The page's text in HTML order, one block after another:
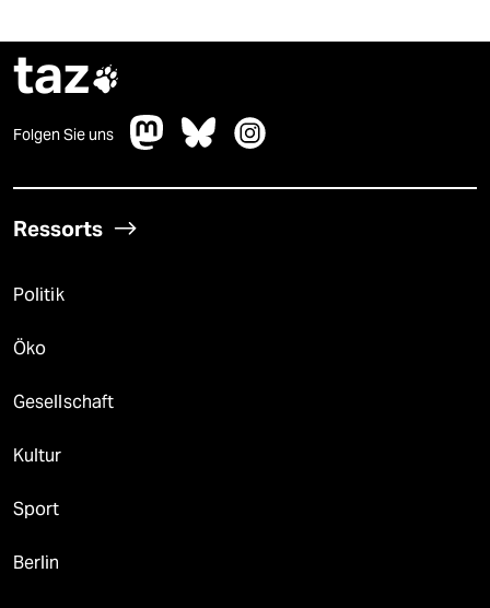
taz
Folgen Sie uns
Ressorts
Politik
Öko
Gesellschaft
Kultur
Sport
Berlin